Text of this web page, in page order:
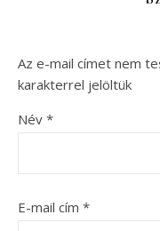
Az e-mail címet nem
karakterrel jelöltük
Név *
E-mail cím *